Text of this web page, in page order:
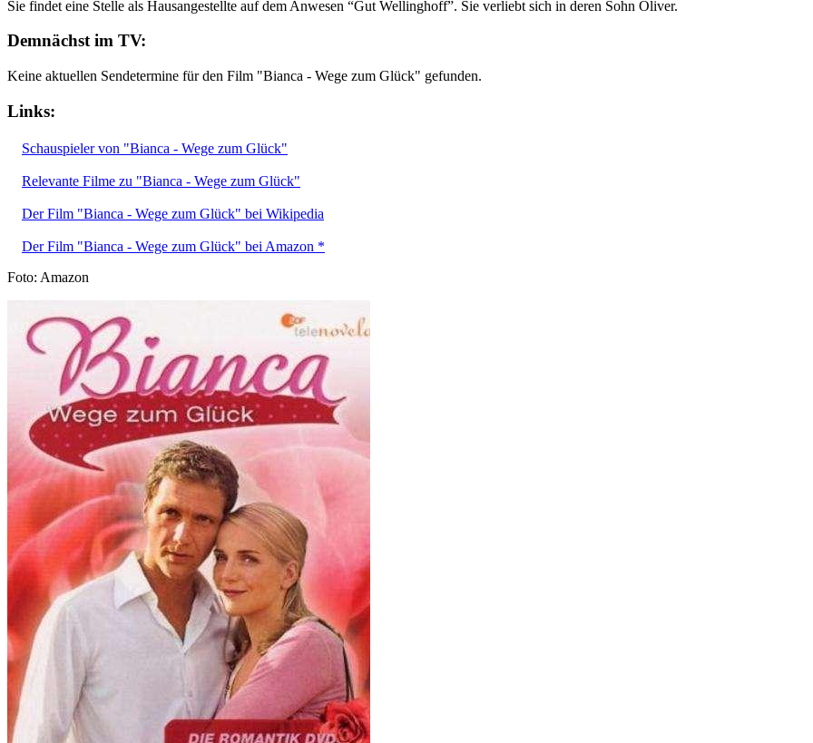
Sie findet eine Stelle als Hausangestellte auf dem Anwesen “Gut Wellinghoff”. Sie verliebt sich in deren Sohn Oliver.
Demnächst im TV:
Keine aktuellen Sendetermine für den Film "Bianca - Wege zum Glück" gefunden.
Links:
Schauspieler von "Bianca - Wege zum Glück"
Relevante Filme zu "Bianca - Wege zum Glück"
Der Film "Bianca - Wege zum Glück" bei Wikipedia
Der Film "Bianca - Wege zum Glück" bei Amazon *
Foto: Amazon